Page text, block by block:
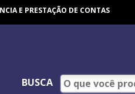
E PRESTAÇÃO DE CONTAS
BUSCA